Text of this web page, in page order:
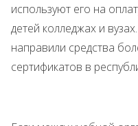
используют его на
детей колледжах и
направили средства
сертификатов в